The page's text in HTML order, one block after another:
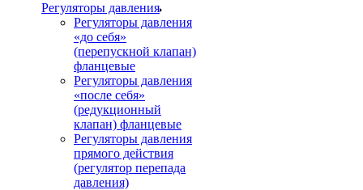
Регуляторы давления
Регуляторы давления
«до себя»
(перепускной клапан)
фланцевые
Регуляторы давления
«после себя»
(редукционный
клапан) фланцевые
Регуляторы давления
прямого действия
(регулятор перепада
давления)